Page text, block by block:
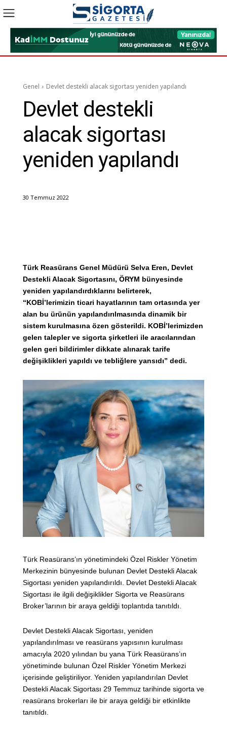
Genel Devlet destekli alacak sigortası yeniden yapılandı
Devlet destekli
alacak sigortası
yeniden yapılandı
30 Temmuz 2022
Türk Reasürans Genel Müdürü Selva Eren, Devlet
Destekli Alacak Sigortasını, ÖRYM bünyesinde
yeniden yapılandırdıklarını belirterek,
“KOBİ’lerimizin ticari hayatlarının tam ortasında yer
alan bu ürünün yapılandırılmasında dinamik bir
sistem kurulmasına özen gösterildi. KOBİ’lerimizden
gelen talepler ve sigorta şirketleri ile aracılarından
gelen geri bildirimler dikkate alınarak tarife
değişiklikleri yapıldı ve tebliğlere yansıdı” dedi.
Türk Reasürans’ın yönetimindeki Özel Riskler Yönetim
Merkezinin bünyesinde bulunan Devlet Destekli Alacak
Sigortası yeniden yapılandırıldı. Devlet Destekli Alacak
Sigortası ile ilgili değişiklikler Sigorta ve Reasürans
Broker’larının bir araya geldiği toplantıda tanıtıldı.
Devlet Destekli Alacak Sigortası, yeniden
yapılandırılması ve reasürans yapısının kurulması
amacıyla 2020 yılından bu yana Türk Reasürans’ın
yönetiminde bulunan Özel Riskler Yönetim Merkezi
içerisinde geliştiriliyor. Yeniden yapılandırılan Devlet
Destekli Alacak Sigortası 29 Temmuz tarihinde sigorta ve
reasürans brokerları ile bir araya geldiği bir etkinlikte
tanıtıldı.